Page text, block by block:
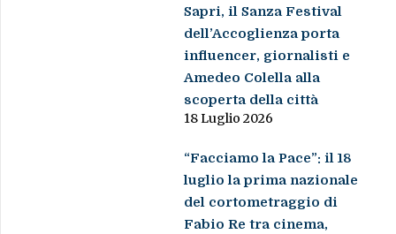
Sapri, il Sanza Festival
dell’Accoglienza porta
influencer, giornalisti e
Amedeo Colella alla
scoperta della città
18 Luglio 2026
“Facciamo la Pace”: il 18
luglio la prima nazionale
del cortometraggio di
Fabio Re tra cinema,